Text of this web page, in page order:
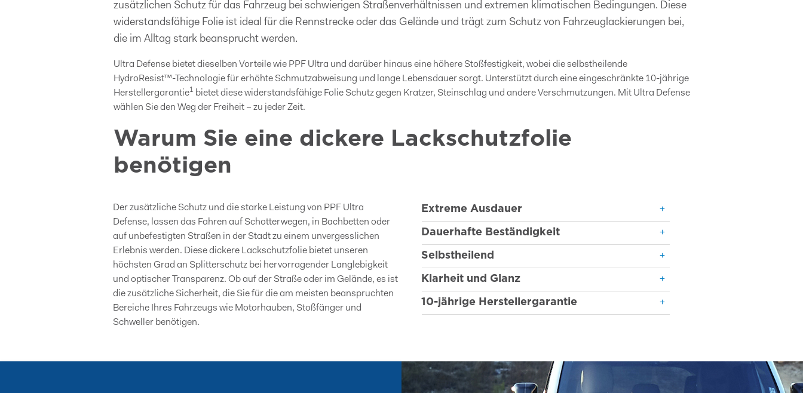
zusätzlichen Schutz für das Fahrzeug bei schwierigen Straßenverhältnissen und extremen klimatischen Bedingungen. Diese
widerstandsfähige Folie ist ideal für die Rennstrecke oder das Gelände und trägt zum Schutz von Fahrzeuglackierungen bei,
die im Alltag stark beansprucht werden.
Ultra Defense bietet dieselben Vorteile wie PPF Ultra und darüber hinaus eine höhere Stoßfestigkeit, wobei die selbstheilende
HydroResist™-Technologie für erhöhte Schmutzabweisung und lange Lebensdauer sorgt. Unterstützt durch eine eingeschränkte 10-jährige
Herstellergarantie1 bietet diese widerstandsfähige Folie Schutz gegen Kratzer, Steinschlag und andere Verschmutzungen. Mit Ultra Defense
wählen Sie den Weg der Freiheit – zu jeder Zeit.
Warum Sie eine dickere Lackschutzfolie
benötigen
Der zusätzliche Schutz und die starke Leistung von PPF Ultra
Defense, lassen das Fahren auf Schotterwegen, in Bachbetten oder
auf unbefestigten Straßen in der Stadt zu einem unvergesslichen
Erlebnis werden. Diese dickere Lackschutzfolie bietet unseren
höchsten Grad an Splitterschutz bei hervorragender Langlebigkeit
und optischer Transparenz. Ob auf der Straße oder im Gelände, es ist
die zusätzliche Sicherheit, die Sie für die am meisten beanspruchten
Bereiche Ihres Fahrzeugs wie Motorhauben, Stoßfänger und
Schweller benötigen.
Extreme Ausdauer
Dauerhafte Beständigkeit
Selbstheilend
Klarheit und Glanz
10-jährige Herstellergarantie